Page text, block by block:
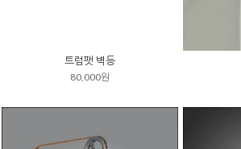
트럼팻 벽등
80,000원